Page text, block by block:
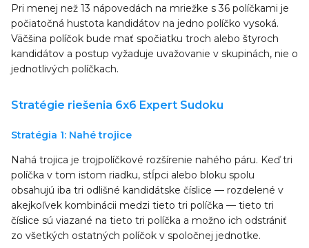
Pri menej než 13 nápovedách na mriežke s 36 políčkami je
počiatočná hustota kandidátov na jedno políčko vysoká.
Väčšina políčok bude mať spočiatku troch alebo štyroch
kandidátov a postup vyžaduje uvažovanie v skupinách, nie o
jednotlivých políčkach.
Stratégie riešenia 6x6 Expert Sudoku
Stratégia 1: Nahé trojice
Nahá trojica je trojpolíčkové rozšírenie nahého páru. Keď tri
políčka v tom istom riadku, stĺpci alebo bloku spolu
obsahujú iba tri odlišné kandidátske číslice — rozdelené v
akejkoľvek kombinácii medzi tieto tri políčka — tieto tri
číslice sú viazané na tieto tri políčka a možno ich odstrániť
zo všetkých ostatných políčok v spoločnej jednotke.